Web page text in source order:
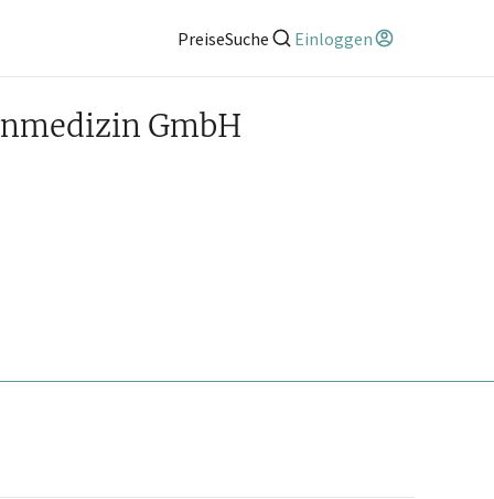
PreiseSuche Einloggen
GmbH